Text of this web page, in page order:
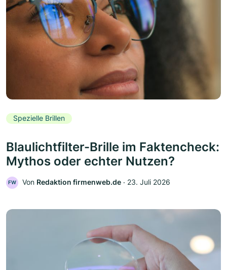
Spezielle Brillen
Blaulichtfilter-Brille im Faktencheck:
Mythos oder echter Nutzen?
FW Von Redaktion firmenweb.de ‧ 23. Juli 2026